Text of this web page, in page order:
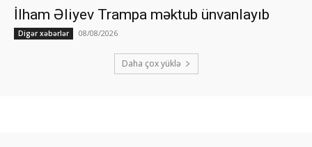
İlham Əliyev Trampa məktub ünvanlayıb
Digər xəbərlər 08/08/2026
Daha çox yüklə